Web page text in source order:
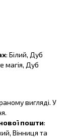
: Білий, Дуб
магія, Дуб
вигляді. У
пошти:
Вінниця та